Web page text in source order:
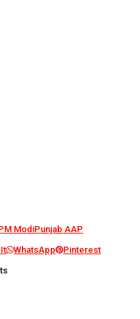
ModiPunjab AAP
WhatsApp
Pinterest